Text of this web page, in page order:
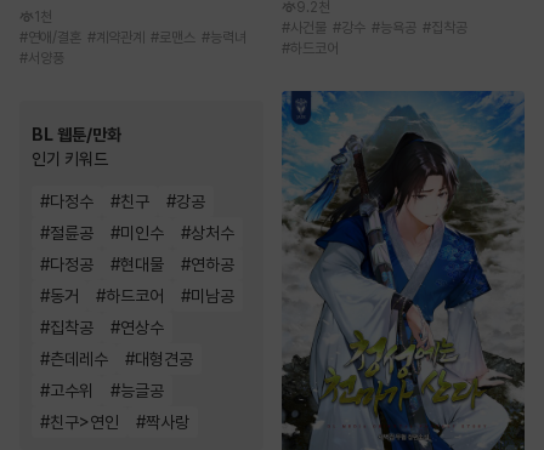
1천
#연애/결혼 # 계약관계 #로맨스 #능력녀
#서양풍
BL 웹툰/만화
인기 키워드
#다정수 #친구 #강공
#절륜공 #미인수 #상처수
#다정공 #현대물 #연하공
#동거 #하드코어 #미남공
#집착공 #연상수
#츤데레수 #대형견공
#고수위 #능글공
#친구>연인 #짝사랑
9.2천
#사건물 #강수 #능욕공 #집착공
#하드코어